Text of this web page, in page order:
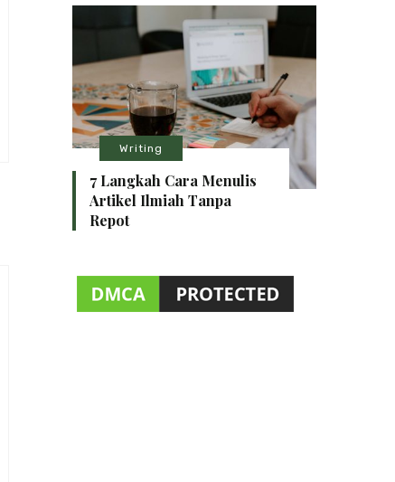
Writing
7 Langkah Cara Menulis
Artikel Ilmiah Tanpa
Repot